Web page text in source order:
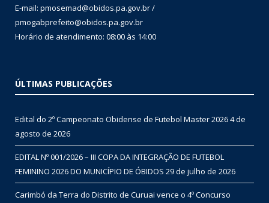
E-mail: pmosemad@obidos.pa.gov.br /
pmogabprefeito@obidos.pa.gov.br
Horário de atendimento: 08:00 às 14:00
ÚLTIMAS PUBLICAÇÕES
Edital do 2º Campeonato Obidense de Futebol Master 20264 de
agosto de 2026
EDITAL Nº 001/2026 – III COPA DA INTEGRAÇÃO DE FUTEBOL
FEMININO 2026 DO MUNICÍPIO DE ÓBIDOS 29 de julho de 2026
Carimbó da Terra do Distrito de Curuai vence o 4º Concurso